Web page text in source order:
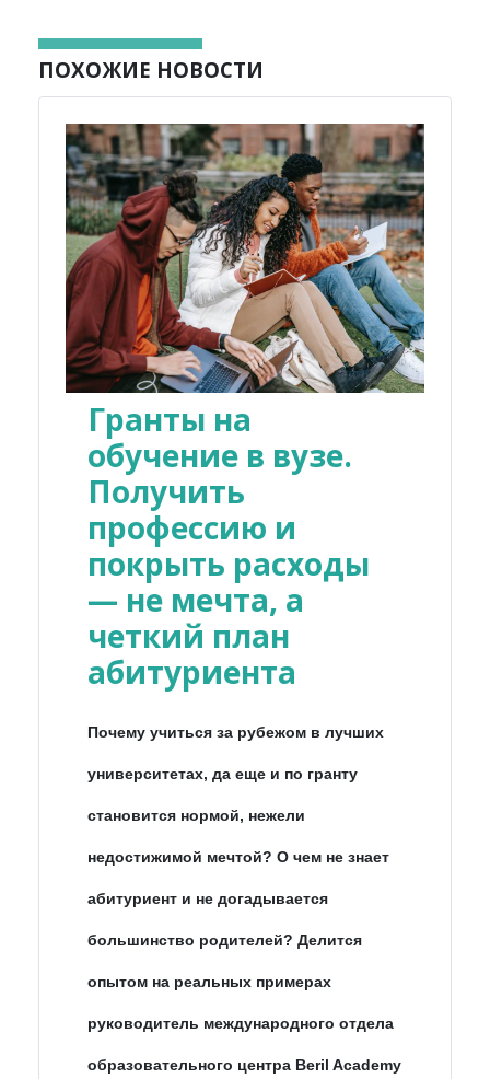
ПОХОЖИЕ НОВОСТИ
Гранты на
обучение в вузе.
Получить
профессию и
покрыть расходы
— не мечта, а
четкий план
абитуриента
Почему учиться за рубежом в лучших
университетах, да еще и по гранту
становится нормой, нежели
недостижимой мечтой? О чем не знает
абитуриент и не догадывается
большинство родителей? Делится
опытом на реальных примерах
руководитель международного отдела
образовательного центра Beril Academy